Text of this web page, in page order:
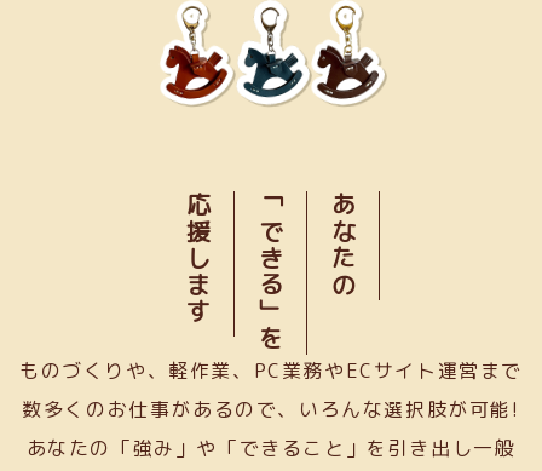
あなたの
「できる」を
応援します
ものづくりや、軽作業、PC業務やECサイト運営まで
数多くのお仕事があるので、いろんな選択肢が可能!
あなたの「強み」や「できること」を引き出し一般